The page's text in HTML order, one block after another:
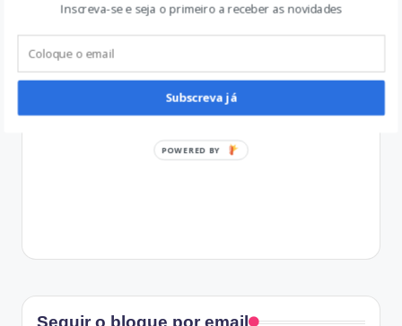
Seguir o blogue por email
Inscreva-se e seja o primeiro a receber as novidades
Subscreva já
POWERED BY